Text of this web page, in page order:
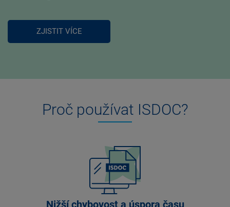
ZJISTIT VÍCE
Proč používat ISDOC?
Nižší chybovost a úspora času